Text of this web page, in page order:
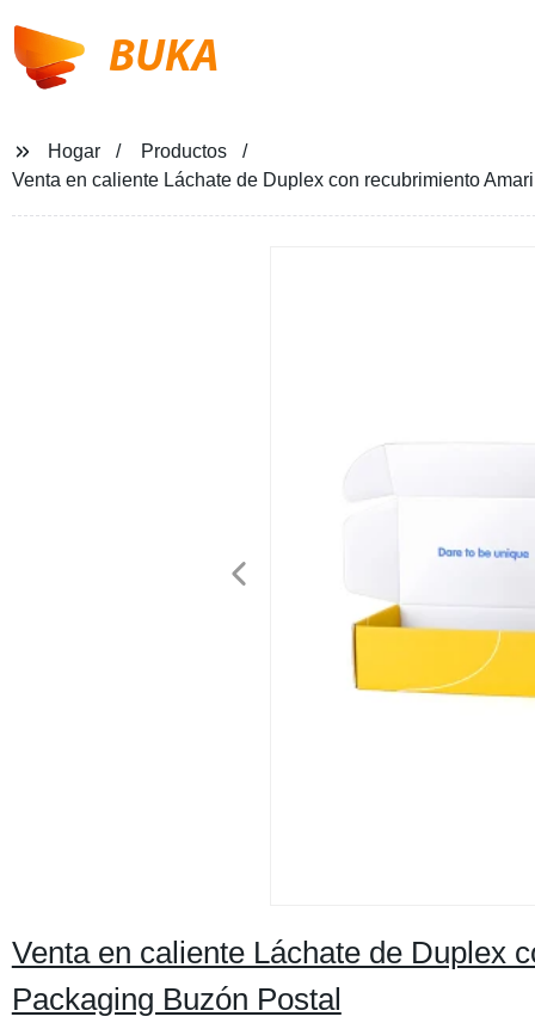
BUKA
Hogar
Productos
Venta en caliente Láchate de Duplex con recubrimiento
Venta en caliente Láchate de Duplex
Packaging Buzón Postal